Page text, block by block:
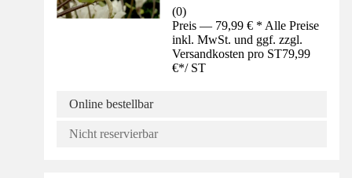
(0)
Preis — 79,99 € * Alle Preise
inkl. MwSt. und ggf. zzgl.
Versandkosten pro ST79,99
€*/ ST
Online bestellbar
Nicht reservierbar